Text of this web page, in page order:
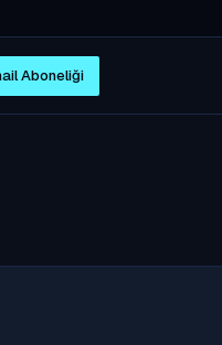
Aboneliği